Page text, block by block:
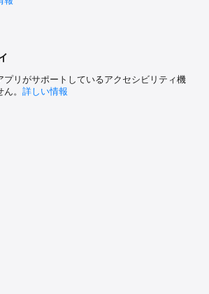
プリがサポートしているアクセシビリティ機
。 詳しい情報